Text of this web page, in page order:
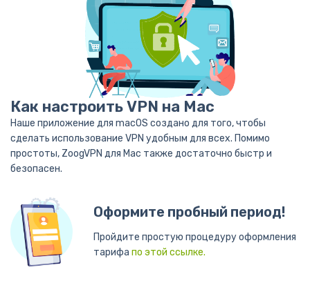
Как настроить VPN на Mac
Наше приложение для macOS создано для того, чтобы
сделать использование VPN удобным для всех. Помимо
простоты, ZoogVPN для Mac также достаточно быстр и
безопасен.
Оформите пробный период!
Пройдите простую процедуру оформления
тарифа по этой ссылке.